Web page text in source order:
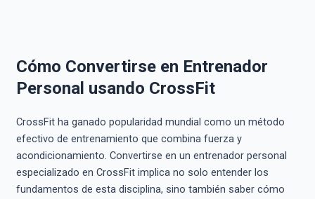
Cómo Convertirse en Entrenador
Personal usando CrossFit
CrossFit ha ganado popularidad mundial como un método
efectivo de entrenamiento que combina fuerza y
acondicionamiento. Convertirse en un entrenador personal
especializado en CrossFit implica no solo entender los
fundamentos de esta disciplina, sino también saber cómo